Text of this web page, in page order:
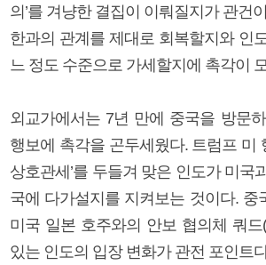
의’를 겨냥한 결집이 이뤄질지가 관건
한과의 관계를 제대로 회복할지와 인
느 정도 수준으로 가세할지에 촉각이
외교가에서는 7년 만에 중국을 방문
행보에 촉각을 곤두세웠다. 트럼프 미
상호관세’를 두들겨 맞은 인도가 미국
국에 다가설지를 지켜보는 것이다. 중
미국 일본 호주와의 안보 협의체 쿼드
있는 인도의 입장 변화가 관전 포인트